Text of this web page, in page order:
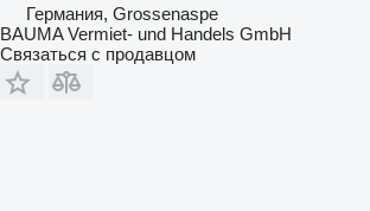
Германия, Grossenaspe
BAUMA Vermiet- und Handels GmbH
Связаться с продавцом